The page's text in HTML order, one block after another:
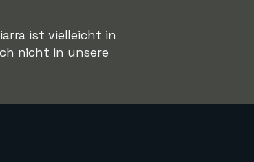
ist vielleicht in
nicht in unsere